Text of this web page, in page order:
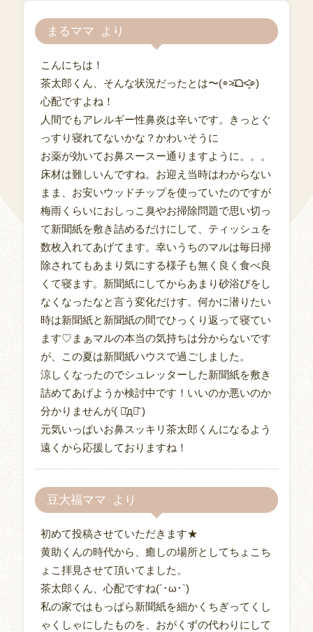
まるママ
こんにちは！
茶太郎くん、そんな状況だったとは〜(⌯˃̶᷄ᗝ˂̶̥᷅⌯)
心配ですよね！
人間でもアレルギー性鼻炎は辛いです。きっとぐ
っすり寝れてないかな？かわいそうに
お薬が効いてお鼻スースー通りますように。。。
床材は難しいんですね。お迎え当時はわからない
まま、お安いウッドチップを使っていたのですが
梅雨くらいにおしっこ臭やお掃除問題で思い切っ
て新聞紙を敷き詰めるだけにして、ティッシュを
数枚入れてあげてます。幸いうちのマルは毎日掃
除されてもあまり気にする様子も無く良く食べ良
くて寝ます。新聞紙にしてからあまり砂浴びをし
なくなったなと言う変化だけす。何かに潜りたい
時は新聞紙と新聞紙の間でひっくり返って寝てい
ます♡まぁマルの本当の気持ちは分からないです
が、この夏は新聞紙ハウスで過ごしました。
涼しくなったのでシュレッターした新聞紙を敷き
詰めてあげようか検討中です！いいのか悪いのか
分かりませんが( ･᷄д･᷅ )
元気いっぱいお鼻スッキリ茶太郎くんになるよう
遠くから応援しておりますね！
豆大福ママ
初めて投稿させていただきます★
黄助くんの時代から、癒しの場所としてちょこち
ょこ拝見させて頂いてました。
茶太郎くん、心配ですね(´･ω･`)
私の家ではもっぱら新聞紙を細かくちぎってくし
ゃくしゃにしたものを、おがくずの代わりにして